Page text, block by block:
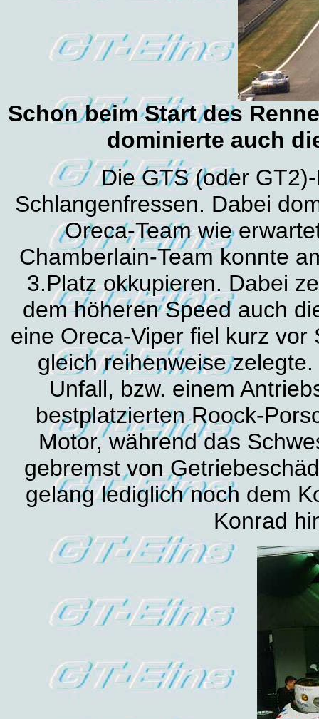
Schon beim Start des
dominierte auch
Die GTS (oder
Schlangenfressen. Dabei
Oreca-Team wie
Chamberlain-Team konnte
3.Platz okkupieren. Dabei
dem höheren Speed auch
eine Oreca-Viper fiel kurz
gleich reihenweise
Unfall, bzw. einem
bestplatzierten Roock-
Motor, während das
gebremst von
gelang lediglich noch dem
Konrad